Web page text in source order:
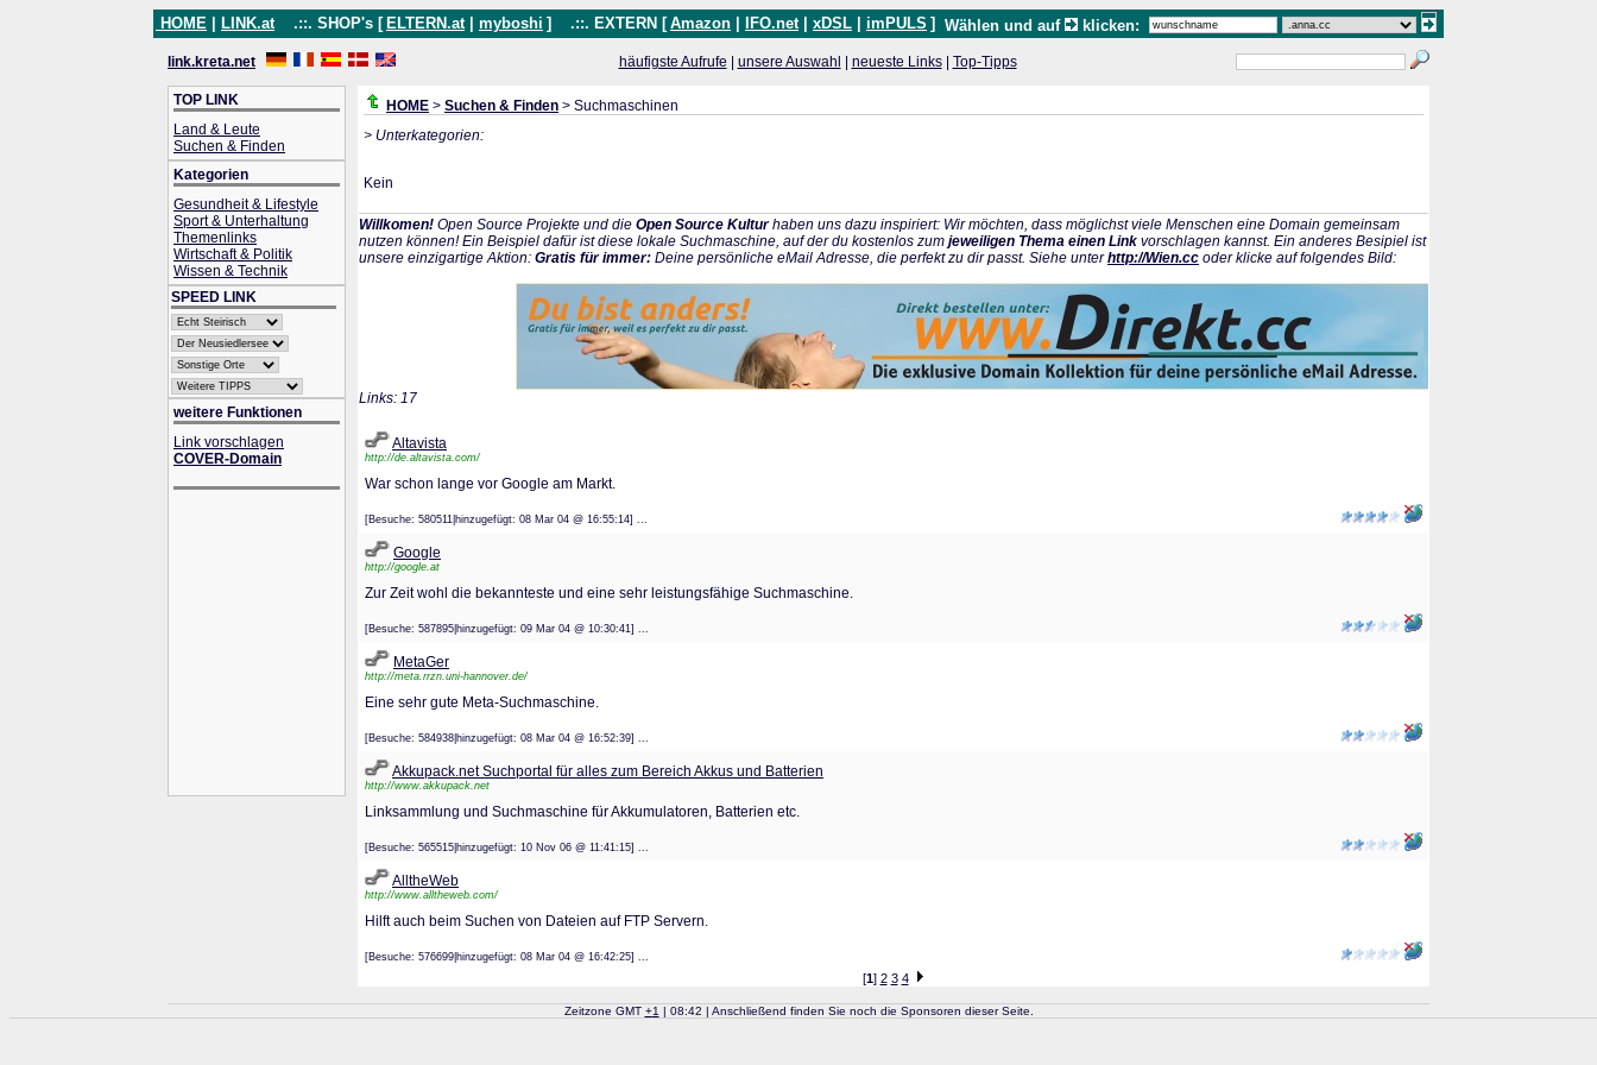
HOME LINK.at .::. SHOP's [ ELTERN.at myboshi ] .::. EXTERN [ Amazon IFO.net xDSL imPULS ] Wählen und auf klicken:
link.kreta.net häufigste Aufrufe unsere Auswahl neueste Links| Top-Tipps
TOP LINK
Land & Leute
Suchen & Finden
Kategorien
Gesundheit & Lifestyle
Sport & Unterhaltung
Themenlinks
Wirtschaft & Politik
Wissen & Technik
SPEED LINK
weitere Funktionen
Link vorschlagen
COVER-Domain
HOME > Suchen & Finden > Suchmaschinen
> Unterkategorien:
Kein
Willkomen! Open Source Projekte und die Open Source Kulturhaben uns dazu inspiriert: Wir möchten, dass möglichst viele Menschen eine Domain gemeinsam
nutzen können! Ein Beispiel dafür ist diese lokale Suchmaschine, auf der du kostenlos zum jeweiligen Thema einen Link vorschlagen kannst. Ein anderes Besipiel ist
unsere einzigartige Aktion: Gratis für immer: Deine persönliche eMail Adresse, die perfekt zu dir passt. Siehe unterhttp://Wien.cc oder klicke auf folgendes Bild:
Links: 17
Altavista
http://de.altavista.com/
War schon lange vor Google am Markt.
[Besuche: 580511|hinzugefügt: 08 Mar 04 @ 16:55:14] ...
Google
http://google.at
Zur Zeit wohl die bekannteste und eine sehr leistungsfähige Suchmaschine.
[Besuche: 587895|hinzugefügt: 09 Mar 04 @ 10:30:41] ...
MetaGer
http://meta.rrzn.uni-hannover.de/
Eine sehr gute Meta-Suchmaschine.
[Besuche: 584938|hinzugefügt: 08 Mar 04 @ 16:52:39] ...
Akkupack.net Suchportal für alles zum Bereich Akkus und Batterien
http://www.akkupack.net
Linksammlung und Suchmaschine für Akkumulatoren, Batterien etc.
[Besuche: 565515|hinzugefügt: 10 Nov 06 @ 11:41:15] ...
AlltheWeb
http://www.alltheweb.com/
Hilft auch beim Suchen von Dateien auf FTP Servern.
[Besuche: 576699|hinzugefügt: 08 Mar 04 @ 16:42:25] ...
[1] 2 3 4
Zeitzone GMT +1 | 08:42 | Anschließend finden Sie noch die Sponsoren dieser Seite.